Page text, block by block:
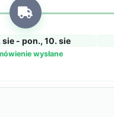
sie - pon., 10. sie
wysłane